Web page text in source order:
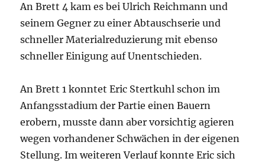
An Brett 4 kam es bei Ulrich Reichmann und
seinem Gegner zu einer Abtauschserie und
schneller Materialreduzierung mit ebenso
schneller Einigung auf Unentschieden.
An Brett 1 konntet Eric Stertkuhl schon im
Anfangsstadium der Partie einen Bauern
erobern, musste dann aber vorsichtig agieren
wegen vorhandener Schwächen in der eigenen
Stellung. Im weiteren Verlauf konnte Eric sich